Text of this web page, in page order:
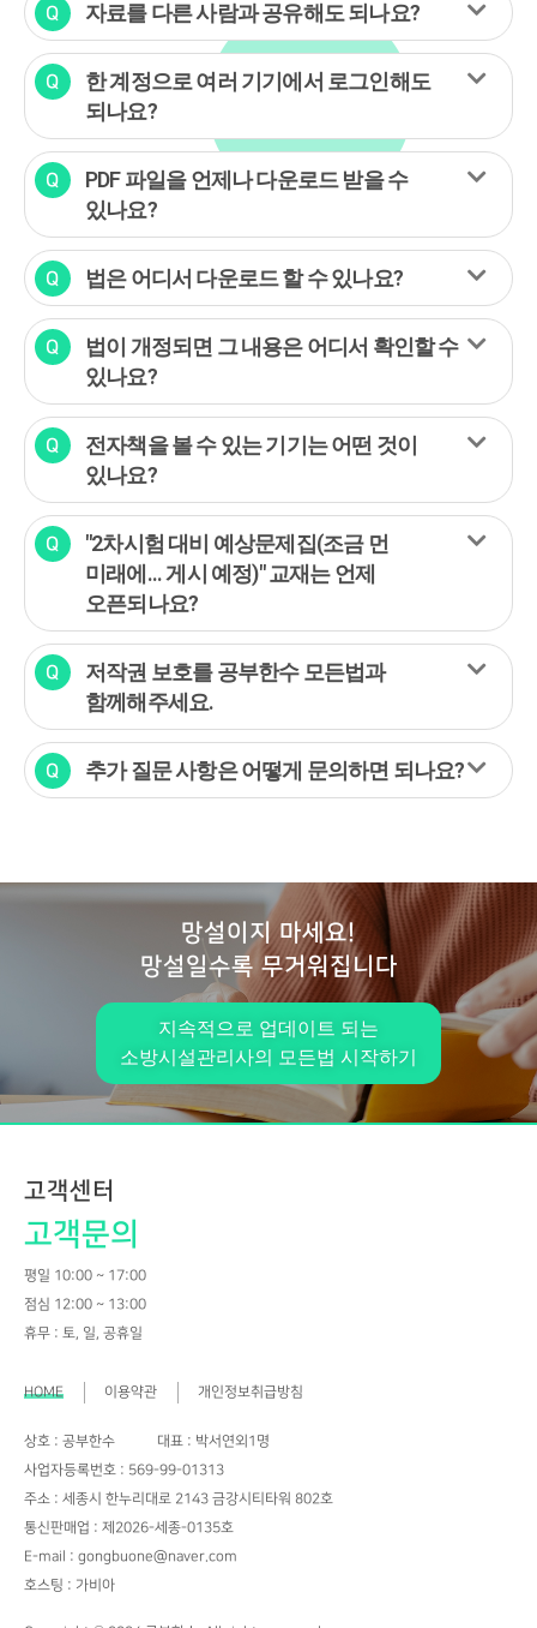
자료를 다른 사람과 공유해도 되나요?
한 계정으로 여러 기기에서 로그인해도
되나요?
PDF 파일을 언제나 다운로드 받을 수
있나요?
법은 어디서 다운로드 할 수 있나요?
법이 개정되면 그 내용은 어디서 확인할 수
있나요?
전자책을 볼 수 있는 기기는 어떤 것이
있나요?
"2차시험 대비 예상문제집(조금 먼
미래에... 게시 예정)" 교재는 언제
오픈되나요?
저작권 보호를 공부한수 모든법과
함께해주세요.
추가 질문 사항은 어떻게 문의하면 되나요?
망설이지 마세요!
망설일수록 무거워집니다
지속적으로 업데이트 되는
소방시설관리사의 모든법 시작하기
고객센터
고객문의
평일 10:00 ~ 17:00
점심 12:00 ~ 13:00
휴무 : 토, 일, 공휴일
HOME 이용약관 개인정보취급방침
상호 : 공부한수
대표 : 박서연외1명
사업자등록번호 : 569-99-01313
주소 : 세종시 한누리대로 2143 금강시티타워 802호
통신판매업 : 제2026-세종-0135호
E-mail : gongbuone@naver.com
호스팅 : 가비아